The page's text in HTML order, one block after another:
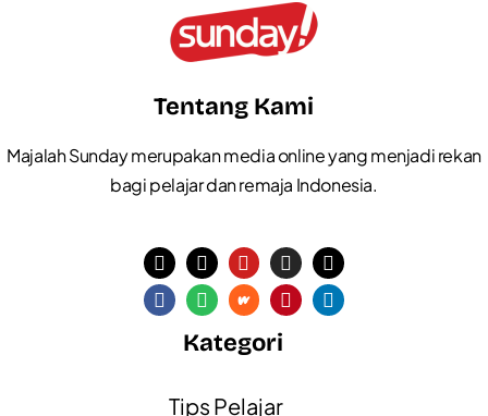
Tentang Kami
Majalah Sunday merupakan media online yang menjadi rekan
bagi pelajar dan remaja Indonesia.
Kategori
Tips Pelajar